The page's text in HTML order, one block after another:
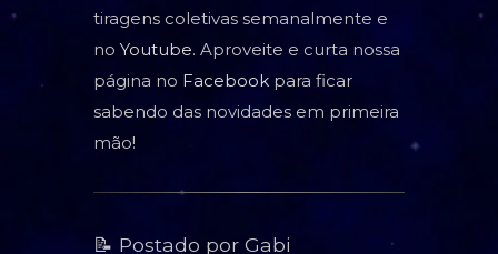
tiragens coletivas semanalmente e
no Youtube. Aproveite e curta nossa
página no Facebook para ficar
sabendo das novidades em primeira
mão!
📝 Postado por Gabi